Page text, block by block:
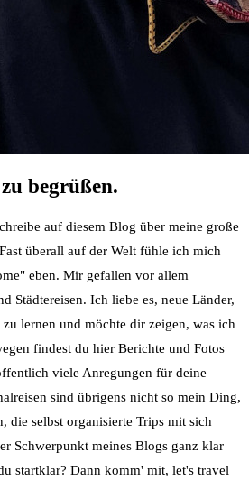
begrüßen.
auf diesem Blog über meine große
überall auf der Welt fühle ich mich
eben. Mir gefallen vor allem
Städtereisen. Ich liebe es, neue Länder,
lernen und möchte dir zeigen, was ich
findest du hier Berichte und Fotos
viele Anregungen für deine
sind übrigens nicht so mein Ding,
die selbst organisierte Trips mit sich
Schwerpunkt meines Blogs ganz klar
startklar? Dann komm' mit, let's travel